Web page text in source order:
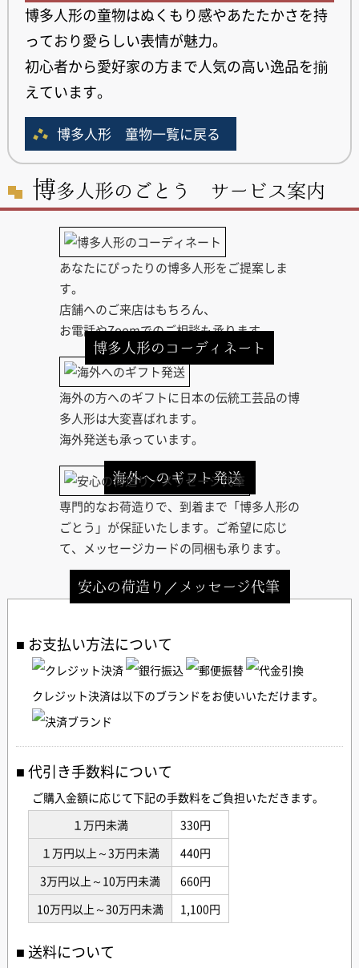
博多人形の童物はぬくもり感やあたたかさを持
っており愛らしい表情が魅力。
初心者から愛好家の方まで人気の高い逸品を揃
えています。
博多人形 童物一覧に戻る
博多人形のごとう サービス案内
博多人形のコーディネート
あなたにぴったりの博多人形をご提案しま
す。
店舗へのご来店はもちろん、
お電話やZoomでのご相談も承ります。
海外へのギフト発送
海外の方へのギフトに日本の伝統工芸品の博
多人形は大変喜ばれます。
海外発送も承っています。
安心の荷造り／メッセージ代筆
専門的なお荷造りで、到着まで「博多人形の
ごとう」が保証いたします。ご希望に応じ
て、メッセージカードの同梱も承ります。
お支払い方法について
クレジット決済は以下のブランドをお使いいただけます。
代引き手数料について
ご購入金額に応じて下記の手数料をご負担いただきます。
１万円未満
330円
１万円以上～3万円未満
440円
3万円以上～10万円未満
660円
10万円以上～30万円未満
1,100円
送料について